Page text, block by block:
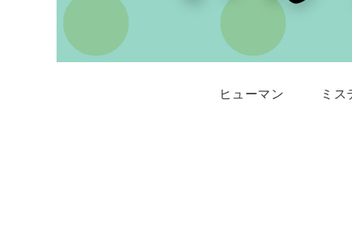
ヒューマン